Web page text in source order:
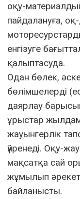
оқу-
пайдалануға,
енгізуге
қалыптасуда.
Одан бөлек,
бөлімшелерді
даярлау
ұрыстар жылдам
жауынгерлік
үйренеді. Оқу-
мақсатқа сай
жұмылып әрекет
байланысты.